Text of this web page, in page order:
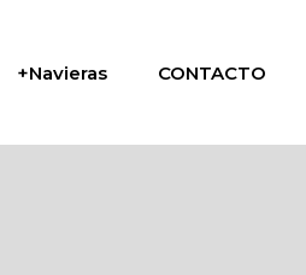
+Navieras CONTACTO